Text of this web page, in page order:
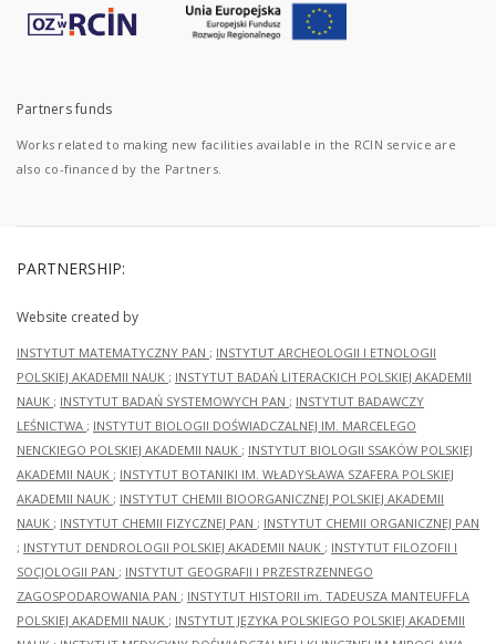
Partners funds
Works related to making new facilities available in the RCIN service are
also co-financed by the Partners.
PARTNERSHIP:
Website created by
INSTYTUT MATEMATYCZNY PAN ; INSTYTUT ARCHEOLOGII I ETNOLOGII
POLSKIEJ AKADEMII NAUK ; INSTYTUT BADAŃ LITERACKICH POLSKIEJ AKADEMII
NAUK ; INSTYTUT BADAŃ SYSTEMOWYCH PAN ; INSTYTUT BADAWCZY
LEŚNICTWA ; INSTYTUT BIOLOGII DOŚWIADCZALNEJ IM. MARCELEGO
NENCKIEGO POLSKIEJ AKADEMII NAUK ; INSTYTUT BIOLOGII SSAKÓW POLSKIEJ
AKADEMII NAUK ; INSTYTUT BOTANIKI IM. WŁADYSŁAWA SZAFERA POLSKIEJ
AKADEMII NAUK ; INSTYTUT CHEMII BIOORGANICZNEJ POLSKIEJ AKADEMII
NAUK ; INSTYTUT CHEMII FIZYCZNEJ PAN ; INSTYTUT CHEMII ORGANICZNEJ PAN
; INSTYTUT DENDROLOGII POLSKIEJ AKADEMII NAUK ; INSTYTUT FILOZOFII I
SOCJOLOGII PAN ; INSTYTUT GEOGRAFII I PRZESTRZENNEGO
ZAGOSPODAROWANIA PAN ; INSTYTUT HISTORII im. TADEUSZA MANTEUFFLA
POLSKIEJ AKADEMII NAUK ; INSTYTUT JĘZYKA POLSKIEGO POLSKIEJ AKADEMII